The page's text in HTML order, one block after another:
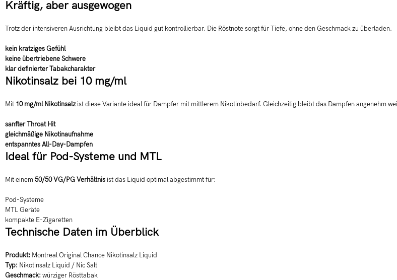
Kräftig, aber ausgewogen
Trotz der intensiveren Ausrichtung bleibt das Liquid gut kontrollierbar. Die Röstnote sorgt für Tiefe, ohne den Geschmack zu überladen.
kein kratziges Gefühl
keine übertriebene Schwere
klar definierter Tabakcharakter
Nikotinsalz bei 10 mg/ml
Mit 10 mg/ml Nikotinsalzist diese Variante ideal für Dampfer mit mittlerem Nikotinbedarf. Gleichzeitig bleibt das Dampfen angenehm
sanfter Throat Hit
gleichmäßige Nikotinaufnahme
entspanntes All-Day-Dampfen
Ideal für Pod-Systeme und MTL
Mit einem50/50 VG/PG Verhältnis ist das Liquid optimal abgestimmt für:
Pod-Systeme
MTL Geräte
kompakte E-Zigaretten
Technische Daten im Überblick
Produkt: Montreal Original Chance Nikotinsalz Liquid
Typ: Nikotinsalz Liquid / Nic Salt
Geschmack: würziger Rösttabak